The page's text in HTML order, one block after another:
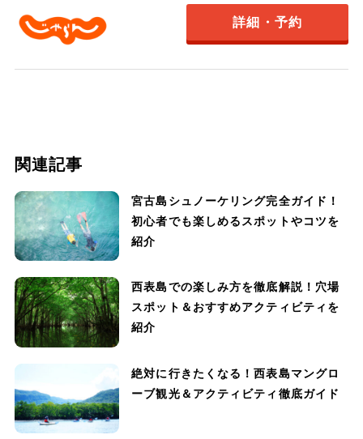
詳細・予約
関連記事
宮古島シュノーケリング完全ガイド！
初心者でも楽しめるスポットやコツを
紹介
西表島での楽しみ方を徹底解説！穴場
スポット＆おすすめアクティビティを
紹介
絶対に行きたくなる！西表島マングロ
ーブ観光＆アクティビティ徹底ガイド